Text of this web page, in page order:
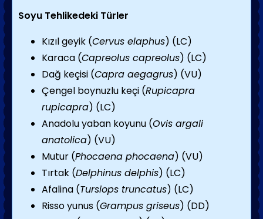
Soyu Tehlikedeki Türler
Kızıl geyik (Cervus elaphus) (LC)
Karaca (Capreolus capreolus) (LC)
Dağ keçisi (Capra aegagrus) (VU)
Çengel boynuzlu keçi (Rupicapra
rupicapra) (LC)
Anadolu yaban koyunu (Ovis argali
anatolica) (VU)
Mutur (Phocaena phocaena) (VU)
Tırtak (Delphinus delphis) (LC)
Afalina (Tursiops truncatus) (LC)
Risso yunus (Grampus griseus) (DD)